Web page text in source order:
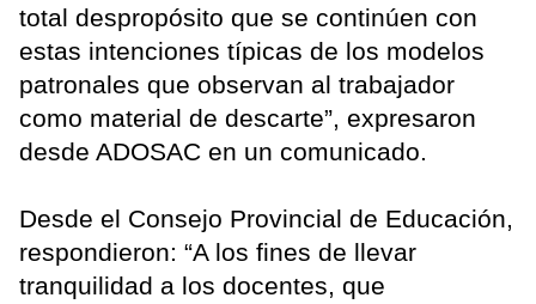
total despropósito que se continúen con
estas intenciones típicas de los modelos
patronales que observan al trabajador
como material de descarte”, expresaron
desde ADOSAC en un comunicado.
Desde el Consejo Provincial de Educación,
respondieron: “A los fines de llevar
tranquilidad a los docentes, que